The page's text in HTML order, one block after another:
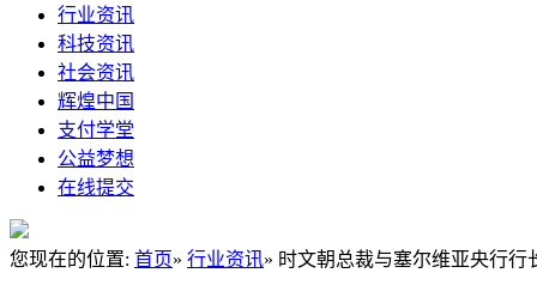
行业资讯
科技资讯
社会资讯
辉煌中国
支付学堂
公益梦想
在线提交
您现在的位置: 首页» 行业资讯» 时文朝总裁与塞尔维亚央行行